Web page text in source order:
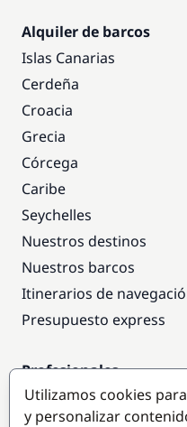
Alquiler de barcos
Islas Canarias
Cerdeña
Croacia
Grecia
Córcega
Caribe
Seychelles
Nuestros destinos
Nuestros barcos
Itinerarios de
Presupuesto express
Profesionales
Acceso empresas
Colaborar como
Utilizamos cookies
y personalizar